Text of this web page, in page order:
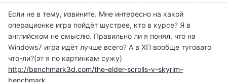
Если не в тему, извините. Мне интересно на какой
операционке игра пойдёт шустрее, кто в курсе? Я в
английском не смыслю. Правильно ли я понял, что на
Windows7 игра идёт лучше всего? А в ХП вообще туговато
что-ли?(эт я по картинкам сужу)
http://benchmark3d.com/the-elder-scrolls-v-skyrim-
benchmark